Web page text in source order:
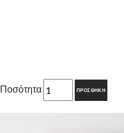
Ποσότητα ΠΡΟΣΘΉΚΗ